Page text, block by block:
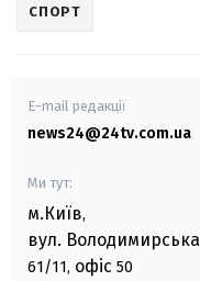
СПОРТ
E-mail редакції
news24@24tv.com.ua
Ми тут:
м.Київ,
вул. Володимирська
61/11, офіс 50